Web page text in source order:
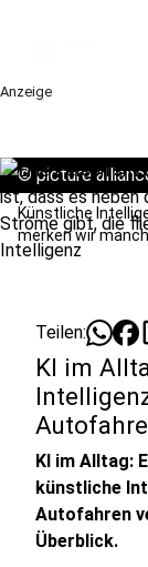
Anzeige
© picture
Künstliche
merken wir
Teilen:
KI im
KI im Alltag:
künstliche
Autofahren
Überblick.